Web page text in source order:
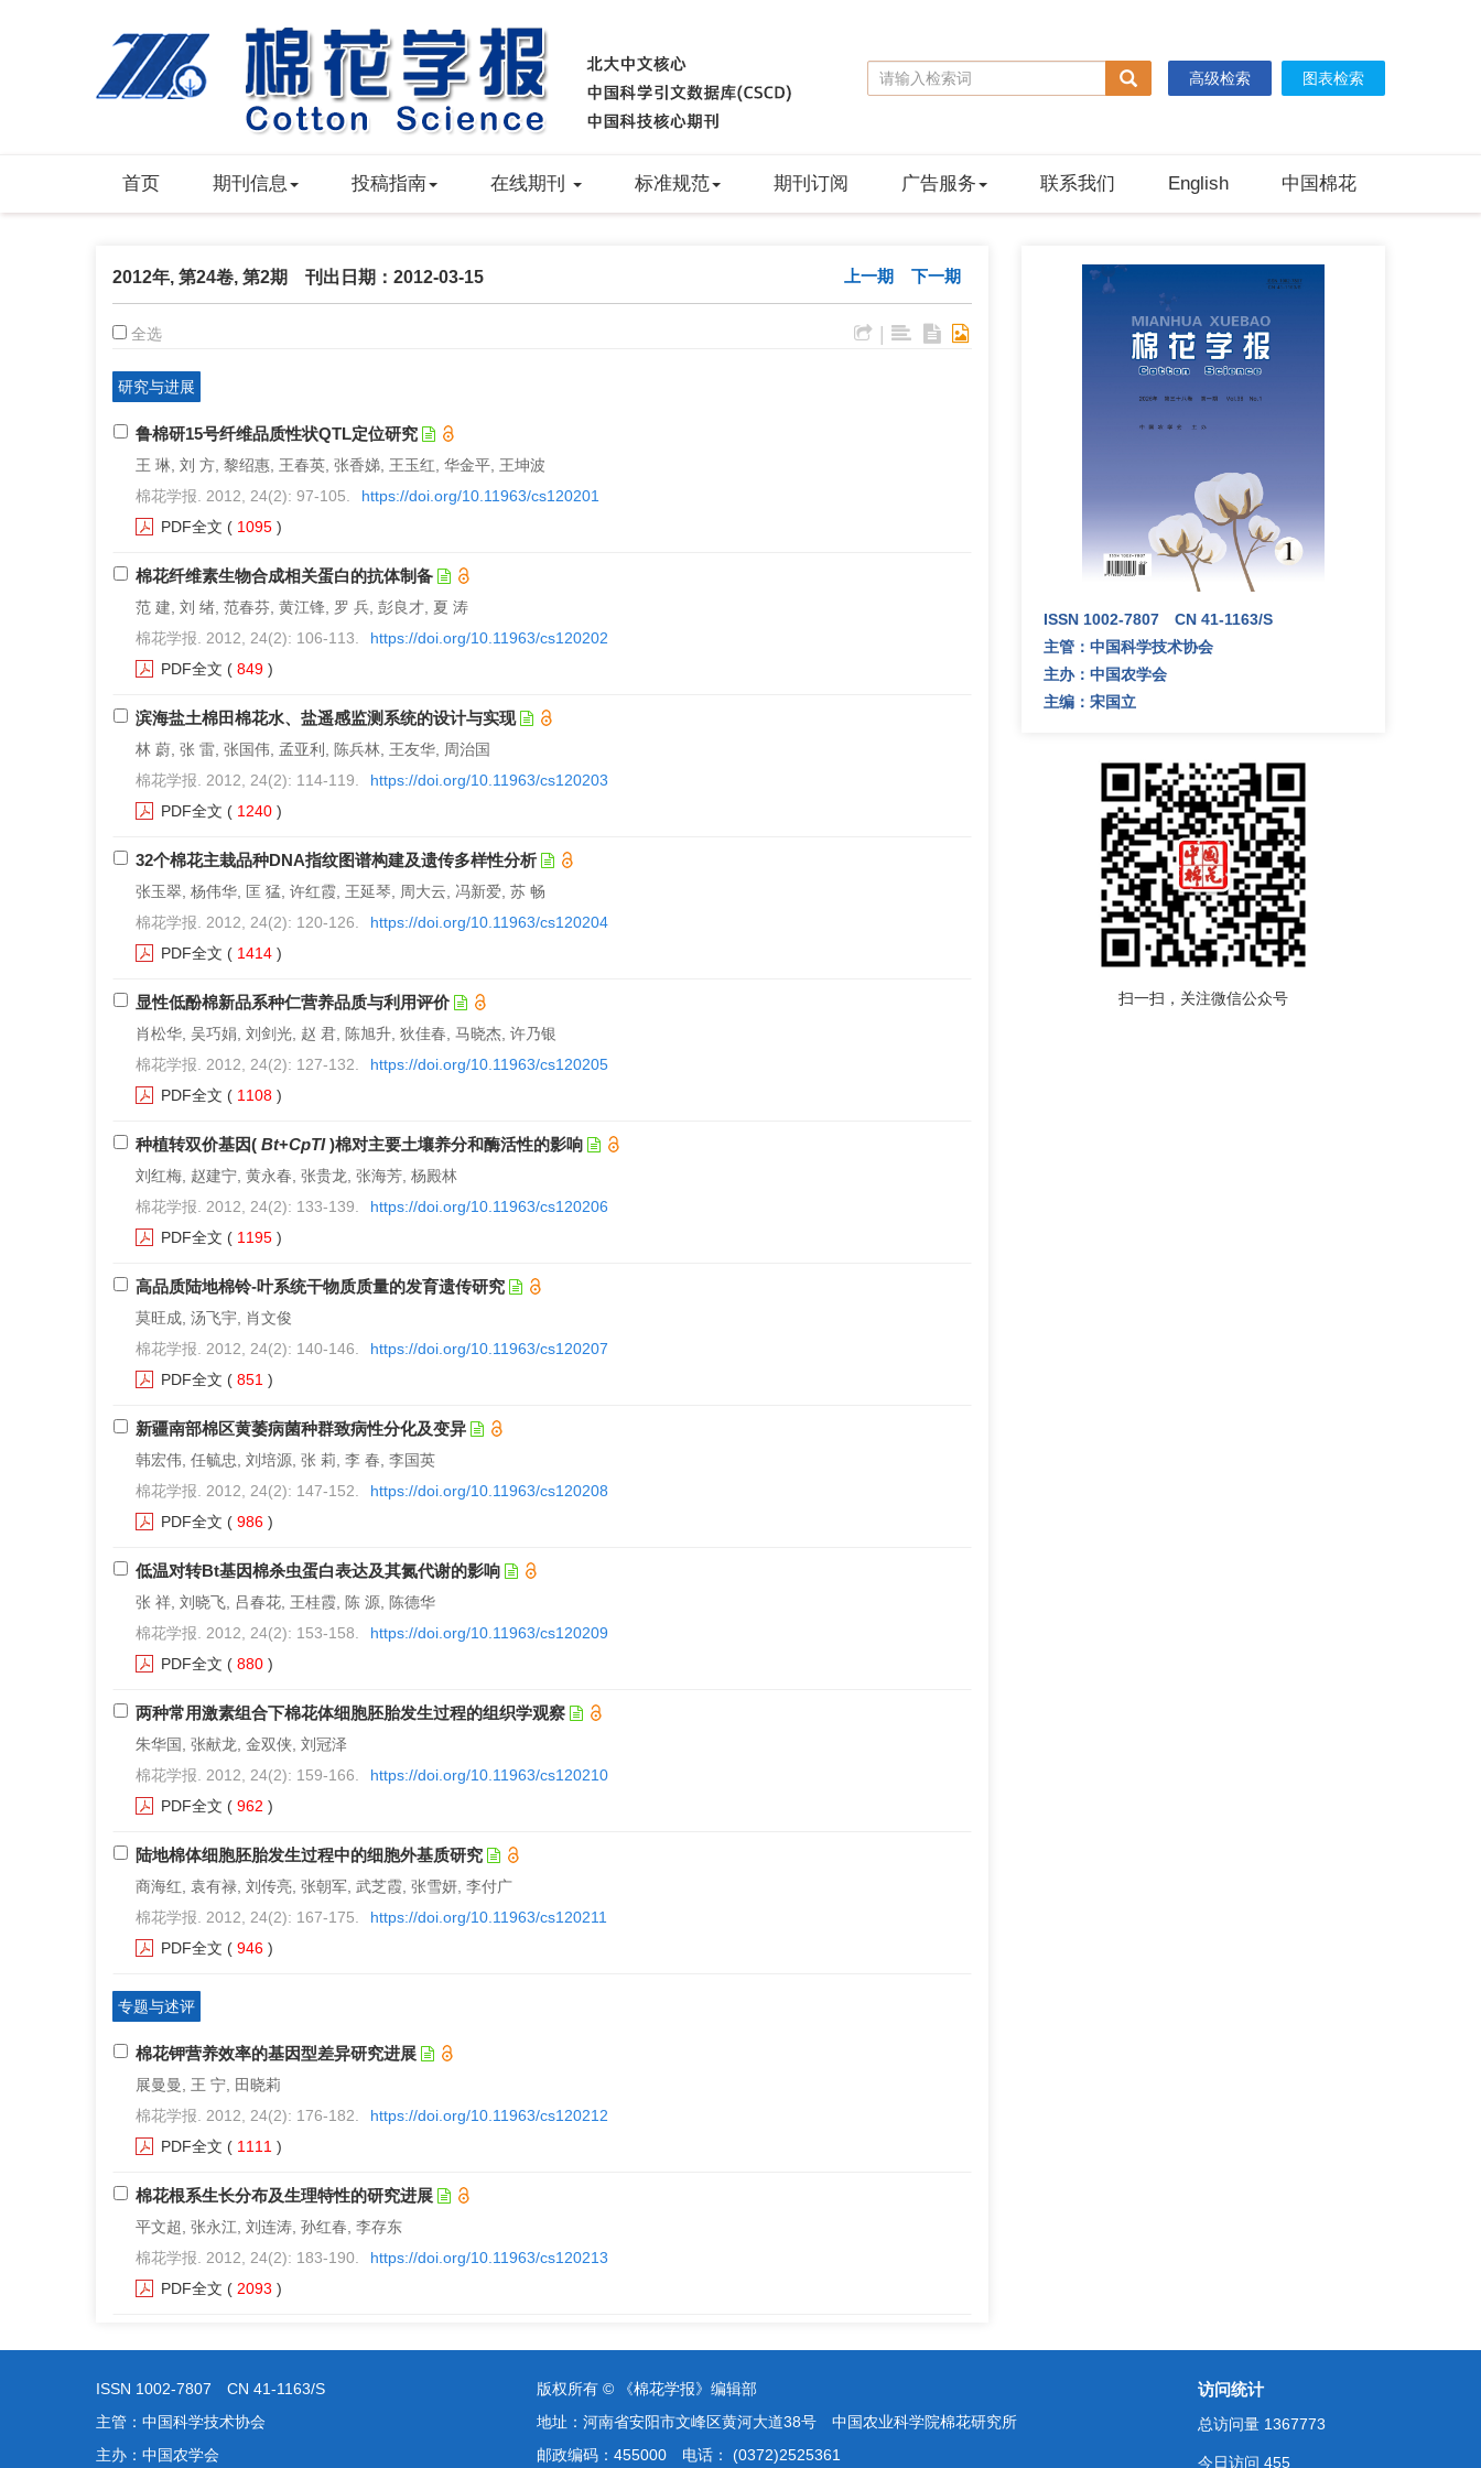
图表检索
高级检索
首页 期刊信息 投稿指南 在线期刊 标准规范 期刊订阅 广告服务 联系我们 English 中国棉花
2012年, 第24卷, 第2期 刊出日期：2012-03-15 上一期 下一期
全选
研究与进展
鲁棉研15号纤维品质性状QTL定位研究
王 琳, 刘 方, 黎绍惠, 王春英, 张香娣, 王玉红, 华金平, 王坤波
棉花学报. 2012, 24(2): 97-105.
https://doi.org/10.11963/cs120201
PDF全文 ( 1095 )
棉花纤维素生物合成相关蛋白的抗体制备
范 建, 刘 绪, 范春芬, 黄江锋, 罗 兵, 彭良才, 夏 涛
棉花学报. 2012, 24(2): 106-113.
https://doi.org/10.11963/cs120202
PDF全文 ( 849 )
滨海盐土棉田棉花水、盐遥感监测系统的设计与实现
林 蔚, 张 雷, 张国伟, 孟亚利, 陈兵林, 王友华, 周治国
棉花学报. 2012, 24(2): 114-119.
https://doi.org/10.11963/cs120203
PDF全文 ( 1240 )
32个棉花主栽品种DNA指纹图谱构建及遗传多样性分析
张玉翠, 杨伟华, 匡 猛, 许红霞, 王延琴, 周大云, 冯新爱, 苏 畅
棉花学报. 2012, 24(2): 120-126.
https://doi.org/10.11963/cs120204
PDF全文 ( 1414 )
显性低酚棉新品系种仁营养品质与利用评价
肖松华, 吴巧娟, 刘剑光, 赵 君, 陈旭升, 狄佳春, 马晓杰, 许乃银
棉花学报. 2012, 24(2): 127-132.
https://doi.org/10.11963/cs120205
PDF全文 ( 1108 )
种植转双价基因( Bt+CpTI)棉对主要土壤养分和酶活性的影响
刘红梅, 赵建宁, 黄永春, 张贵龙, 张海芳, 杨殿林
棉花学报. 2012, 24(2): 133-139.
https://doi.org/10.11963/cs120206
PDF全文 ( 1195 )
高品质陆地棉铃-叶系统干物质质量的发育遗传研究
莫旺成, 汤飞宇, 肖文俊
棉花学报. 2012, 24(2): 140-146.
https://doi.org/10.11963/cs120207
PDF全文 ( 851 )
新疆南部棉区黄萎病菌种群致病性分化及变异
韩宏伟, 任毓忠, 刘培源, 张 莉, 李 春, 李国英
棉花学报. 2012, 24(2): 147-152.
https://doi.org/10.11963/cs120208
PDF全文 ( 986 )
低温对转Bt基因棉杀虫蛋白表达及其氮代谢的影响
张 祥, 刘晓飞, 吕春花, 王桂霞, 陈 源, 陈德华
棉花学报. 2012, 24(2): 153-158.
https://doi.org/10.11963/cs120209
PDF全文 ( 880 )
两种常用激素组合下棉花体细胞胚胎发生过程的组织学观察
朱华国, 张献龙, 金双侠, 刘冠泽
棉花学报. 2012, 24(2): 159-166.
https://doi.org/10.11963/cs120210
PDF全文 ( 962 )
陆地棉体细胞胚胎发生过程中的细胞外基质研究
商海红, 袁有禄, 刘传亮, 张朝军, 武芝霞, 张雪妍, 李付广
棉花学报. 2012, 24(2): 167-175.
https://doi.org/10.11963/cs120211
PDF全文 ( 946 )
专题与述评
棉花钾营养效率的基因型差异研究进展
展曼曼, 王 宁, 田晓莉
棉花学报. 2012, 24(2): 176-182.
https://doi.org/10.11963/cs120212
PDF全文 ( 1111 )
棉花根系生长分布及生理特性的研究进展
平文超, 张永江, 刘连涛, 孙红春, 李存东
棉花学报. 2012, 24(2): 183-190.
https://doi.org/10.11963/cs120213
PDF全文 ( 2093 )
ISSN 1002-7807 CN 41-1163/S
主管：中国科学技术协会
主办：中国农学会
主编：宋国立
扫一扫，关注微信公众号
ISSN 1002-7807 CN 41-1163/S
主管：中国科学技术协会
主办：中国农学会
版权所有 © 《棉花学报》编辑部
地址：河南省安阳市文峰区黄河大道38号 中国农业科学院棉花研究所
邮政编码：455000 电话： (0372)2525361
访问统计
总访问量 1367773
今日访问 455